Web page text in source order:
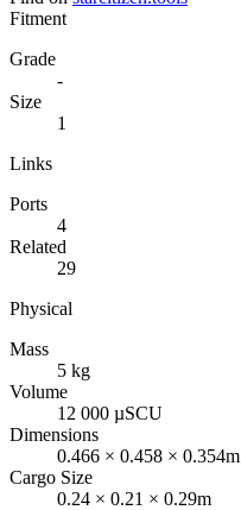
Fitment
Grade
-
Size
1
Links
Ports
4
Related
29
Physical
Mass
5 kg
Volume
12 000 µSCU
Dimensions
0.466 × 0.458 × 0.354m
Cargo Size
0.24 × 0.21 × 0.29m